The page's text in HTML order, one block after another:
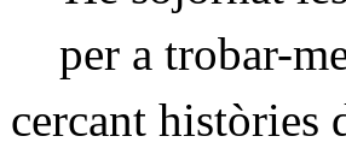
per a trobar-
cercant històries